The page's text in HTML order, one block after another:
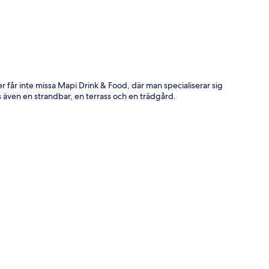
inte missa Mapi Drink & Food, där man specialiserar sig
en strandbar, en terrass och en trädgård.